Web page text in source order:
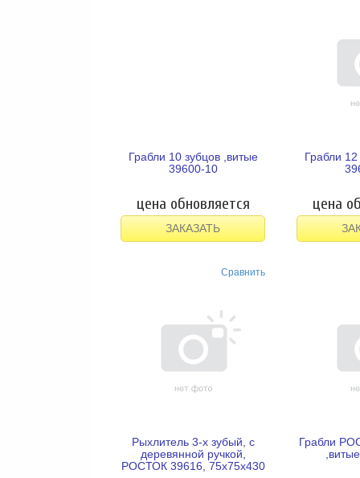
Грабли 10 зубцов ,витые
39600-10
цена обновляется
ЗАКАЗАТЬ
Сравнить
Грабли
цена
Рыхлитель 3-х зубый, с
деревянной ручкой,
РОСТОК 39616, 75х75х430
Грабли